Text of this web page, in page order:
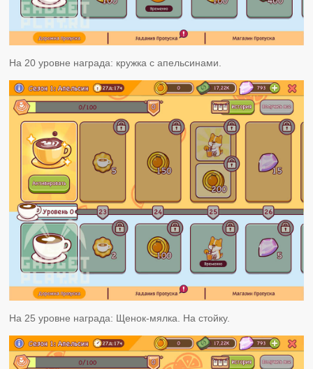
На 20 уровне награда: кружка с апельсинами.
На 25 уровне награда: Щенок-мялка. На стойку.